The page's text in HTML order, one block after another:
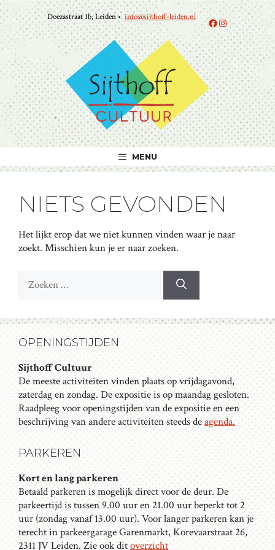
Ga
naar
de
inhoud
Doezastraat 1b, Leiden • info@sijthoff-leiden.nl Facebook
Instagram
MENU
NIETS GEVONDEN
Het lijkt erop dat we niet kunnen vinden waar je naar
zoekt. Misschien kun je er naar zoeken.
naar:
OPENINGSTIJDEN
Sijthoff Cultuur
De meeste activiteiten vinden plaats op vrijdagavond,
zaterdag en zondag. De expositie is op maandag gesloten.
Raadpleeg voor openingstijden van de expositie en een
beschrijving van andere activiteiten steeds deagenda.
PARKEREN
Kort en lang parkeren
Betaald parkeren is mogelijk direct voor de deur. De
parkeertijd is tussen 9.00 uur en 21.00 uur beperkt tot 2
uur (zondag vanaf 13.00 uur). Voor langer parkeren kan je
terecht in parkeergarage Garenmarkt, Korevaarstraat 26,
2311 JV Leiden. Zie ook ditoverzicht